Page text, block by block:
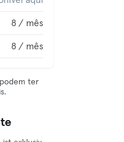
8 / mês
8 / mês
podem ter